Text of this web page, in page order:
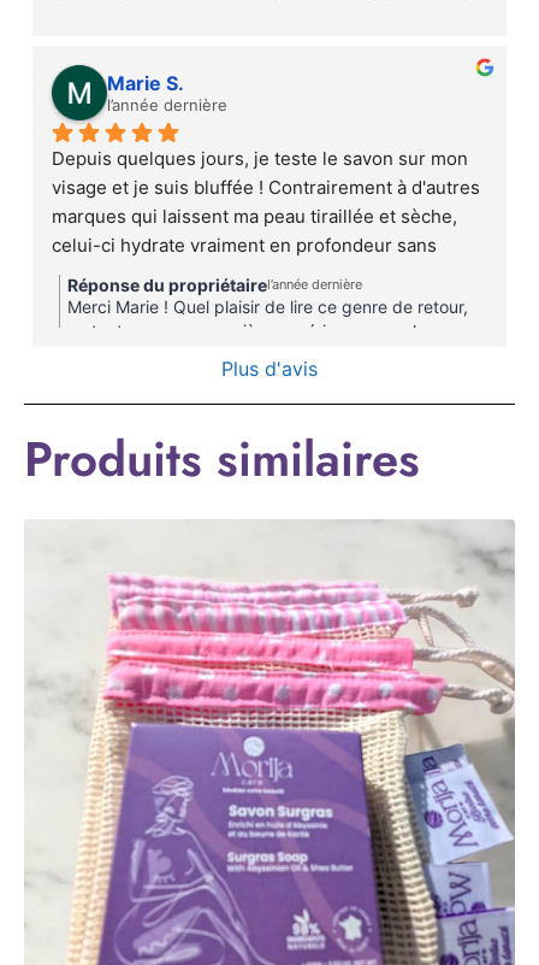
Marie S.
l’année dernière
Depuis quelques jours, je teste le savon sur mon
visage et je suis bluffée ! Contrairement à d'autres
marques qui laissent ma peau tiraillée et sèche,
celui-ci hydrate vraiment en profondeur sans
agresser.J'ai aussi testé la crème , c’est une
révélation. Elle pénètre ultra-vite, sans laisser de
film gras ou de brillance (un miracle pour ma peau
grasse). La texture est légère, mais tellement
Réponse du propriétairel’année dernière
Merci Marie ! Quel plaisir de lire ce genre de retour,
surtout pour une première expérience avec le savon
! Je suis très heureuse d'apprendre que tu apprécies
la qualité des produits et que les résultats sont au
Plus d'avis
Produits similaires